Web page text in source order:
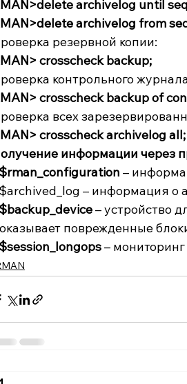
archivelog until
archivelog from
резервной копии:
crosscheck backup;
контрольного
crosscheck backup of
всех
crosscheck archivelog all;
информации через
–
– информация о
– устройство
поврежденные
–